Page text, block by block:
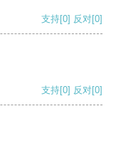
支持[0] 反对[0]
支持[0] 反对[0]